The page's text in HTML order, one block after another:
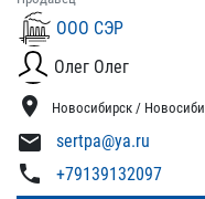
ООО СЭР
Олег Олег
location_on Новосибирск /
mail sertpa@ya.ru
phone +79139132097